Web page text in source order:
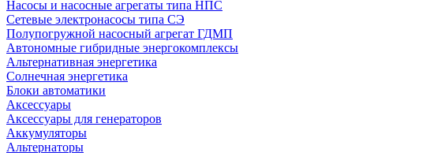
Насосы и насосные агрегаты типа НПС
Сетевые электронасосы типа СЭ
Полупогружной насосный агрегат ГДМП
Автономные гибридные энергокомплексы
Альтернативная энергетика
Солнечная энергетика
Блоки автоматики
Аксессуары
Аксессуары для генераторов
Аккумуляторы
Альтернаторы